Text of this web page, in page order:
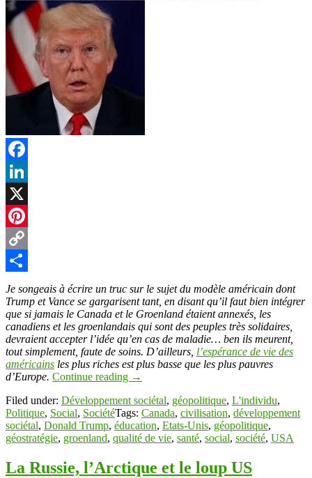
Facebook
LinkedIn
X
Pinterest
Copy
Link
Partager
Je songeais à écrire un truc sur le sujet du modèle américain dont
Trump et Vance se gargarisent tant, en disant qu’il faut bien intégrer
que si jamais le Canada et le Groenland étaient annexés, les
canadiens et les groenlandais qui sont des peuples très solidaires,
devraient accepter l’idée qu’en cas de maladie… ben ils meurent,
tout simplement, faute de soins. D’ailleurs, l’espérance de vie des
américains les plus riches est plus basse que les plus pauvres
d’Europe. Continue reading →
Filed under: Développement sociétal, géopolitique, L'individu,
Politique, Social, SociétéTags: Canada, civilisation, développement
sociétal, Donald Trump, éducation, Etats-Unis, géopolitique,
géostratégie, groenland, qualité de vie, santé, social, société, USA
La Russie, l’Arctique et le loup US